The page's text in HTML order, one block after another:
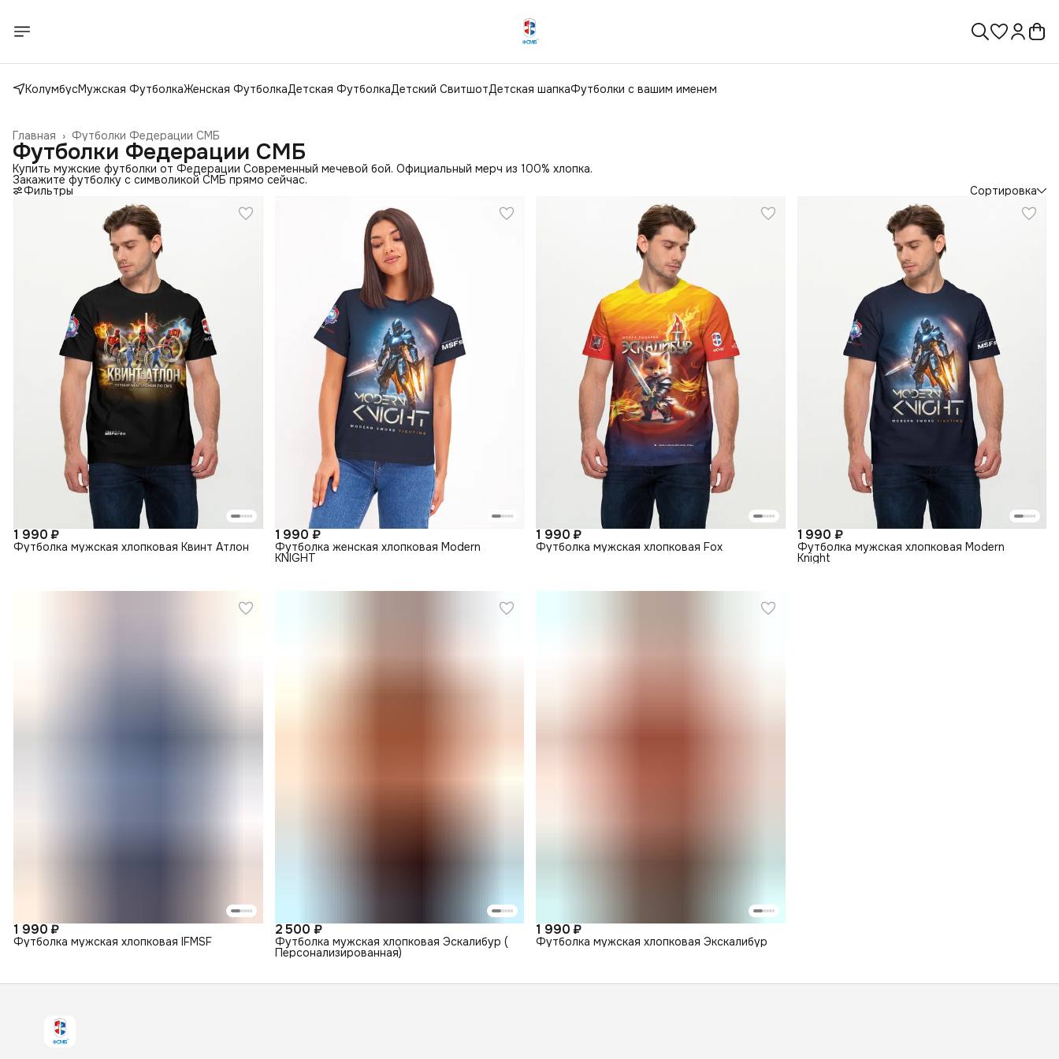
КолумбусМужская ФутболкаЖенская ФутболкаДетская ФутболкаДетский СвитшотДетская шапкаФутболки с вашим именем
Футболки Федерации СМБ
Главная ›
Футболки Федерации СМБ
Купить мужские футболки от Федерации Современный мечевой бой. Официальный мерч из 100% хлопка.
Закажите футболку с символикой СМБ прямо сейчас.
Фильтры Сортировка
1 990 ₽
Футболка мужская хлопковая Квинт Атлон
1 990 ₽
Футболка женская хлопковая Modern
KNIGHT
1 990 ₽
Футболка мужская хлопковая Fox
1 990 ₽
Футболка мужская хлопковая Modern
Knight
1 990 ₽
Футболка мужская хлопковая IFMSF
2 500 ₽
Футболка мужская хлопковая Эскалибур (
Персонализированная)
1 990 ₽
Футболка мужская хлопковая Экскалибур